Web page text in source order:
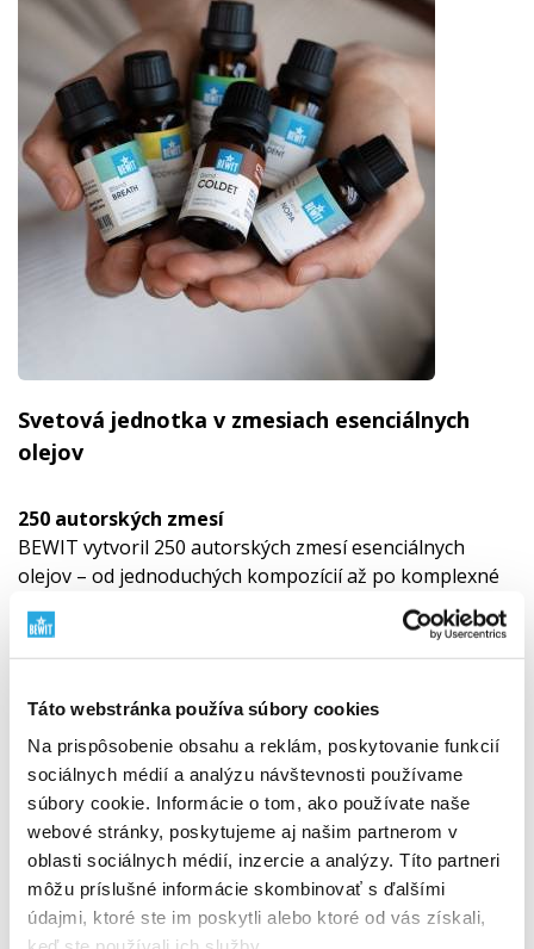
Táto webstránka používa súbory cookies
Na prispôsobenie obsahu a reklám, poskytovanie funkcií
sociálnych médií a analýzu návštevnosti používame
súbory cookie. Informácie o tom, ako používate naše
webové stránky, poskytujeme aj našim partnerom v
oblasti sociálnych médií, inzercie a analýzy. Títo partneri
môžu príslušné informácie skombinovať s ďalšími
údajmi, ktoré ste im poskytli alebo ktoré od vás získali,
Svetová jednotka v zmesiach esenciálnych
olejov
250 autorských zmesí
BEWIT vytvoril 250 autorských zmesí esenciálnych
olejov – od jednoduchých kompozícií až po komplexné
zmesi inšpirované aromaterapiou, tradíciou aj
modernými poznatkami.
Nejde len o množstvo. Ide o hĺbku, vlastný vývoj a
Objavte svet zmesí BEWIT"